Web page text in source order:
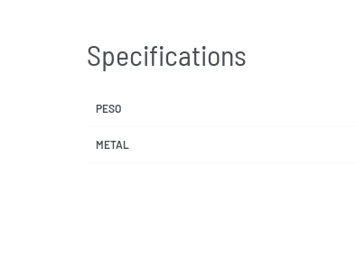
Specifications
PESO
METAL